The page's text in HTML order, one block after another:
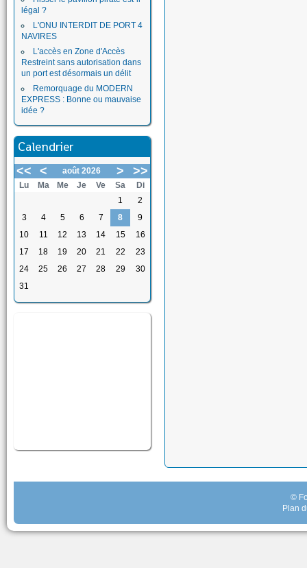
légal ?
L'ONU INTERDIT DE PORT 4
NAVIRES
L'accès en Zone d'Accès
Restreint sans autorisation dans
un port est désormais un délit
Remorquage du MODERN
EXPRESS : Bonne ou mauvaise
idée ?
Calendrier
<< < août 2026 > >>
Lu Ma Me Je Ve Sa
Di
1
2
3
4 5 6 7 8
9
10
11 12 13 14 15
16
17
18 19 20 21 22
23
24
25 26 27 28 29
30
31
©
Plan